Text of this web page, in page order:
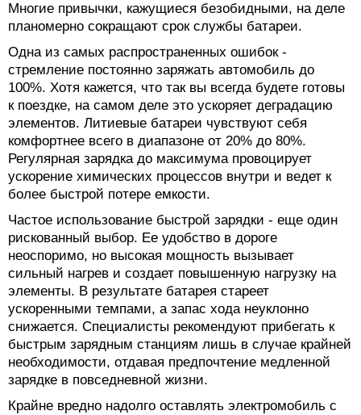
Многие привычки, кажущиеся безобидными, на деле
планомерно сокращают срок службы батареи.
Одна из самых распространенных ошибок -
стремление постоянно заряжать автомобиль до
100%. Хотя кажется, что так вы всегда будете готовы
к поездке, на самом деле это ускоряет деградацию
элементов. Литиевые батареи чувствуют себя
комфортнее всего в диапазоне от 20% до 80%.
Регулярная зарядка до максимума провоцирует
ускорение химических процессов внутри и ведет к
более быстрой потере емкости.
Частое использование быстрой зарядки - еще один
рискованный выбор. Ее удобство в дороге
неоспоримо, но высокая мощность вызывает
сильный нагрев и создает повышенную нагрузку на
элементы. В результате батарея стареет
ускоренными темпами, а запас хода неуклонно
снижается. Специалисты рекомендуют прибегать к
быстрым зарядным станциям лишь в случае крайней
необходимости, отдавая предпочтение медленной
зарядке в повседневной жизни.
Крайне вредно надолго оставлять электромобиль с